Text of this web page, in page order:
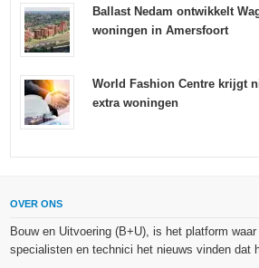
Ballast Nedam ontwikkelt
woningen in Amersfoort
World Fashion Centre krijgt
extra woningen
OVER ONS
Bouw en Uitvoering (B+U), is het platform
specialisten en technici het nieuws vinden dat